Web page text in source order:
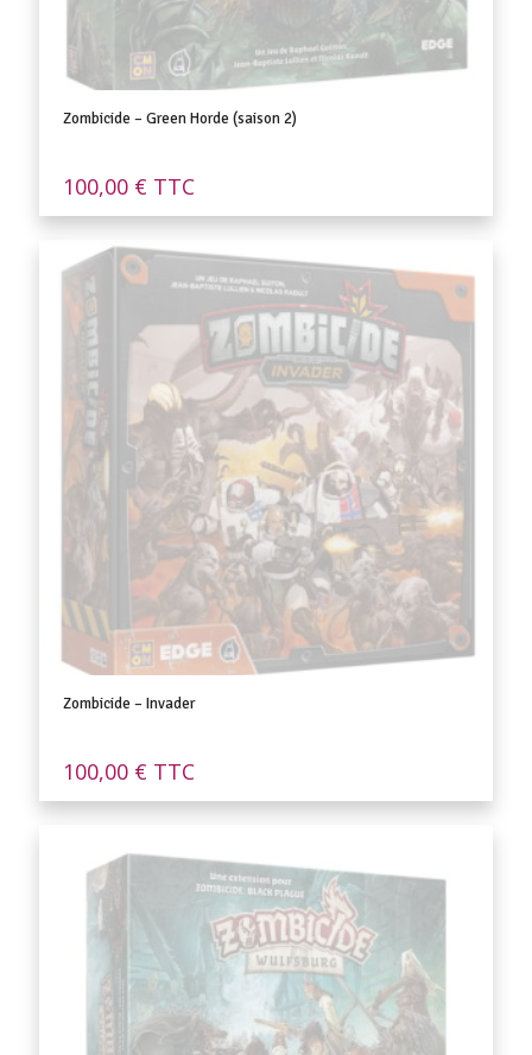
Zombicide – Green Horde (saison 2)
100,00 € TTC
Zombicide – Invader
100,00 € TTC